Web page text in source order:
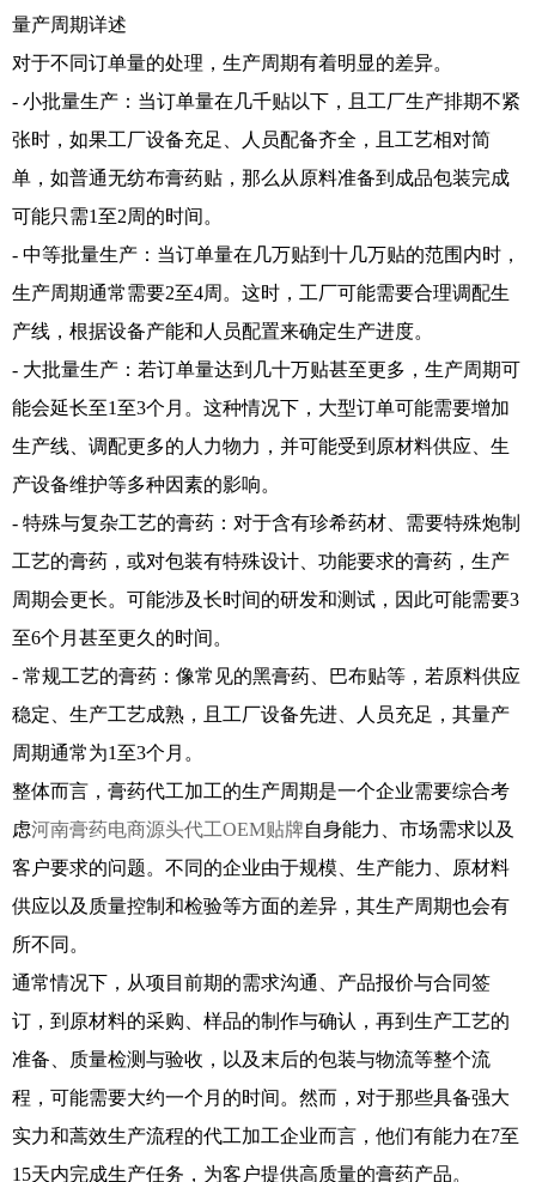
量产周期详述
对于不同订单量的处理，生产周期有着明显的差异。
- 小批量生产：当订单量在几千贴以下，且工厂生产排期不紧
张时，如果工厂设备充足、人员配备齐全，且工艺相对简
单，如普通无纺布膏药贴，那么从原料准备到成品包装完成
可能只需1至2周的时间。
- 中等批量生产：当订单量在几万贴到十几万贴的范围内时，
生产周期通常需要2至4周。这时，工厂可能需要合理调配生
产线，根据设备产能和人员配置来确定生产进度。
- 大批量生产：若订单量达到几十万贴甚至更多，生产周期可
能会延长至1至3个月。这种情况下，大型订单可能需要增加
生产线、调配更多的人力物力，并可能受到原材料供应、生
产设备维护等多种因素的影响。
- 特殊与复杂工艺的膏药：对于含有珍希药材、需要特殊炮制
工艺的膏药，或对包装有特殊设计、功能要求的膏药，生产
周期会更长。可能涉及长时间的研发和测试，因此可能需要3
至6个月甚至更久的时间。
- 常规工艺的膏药：像常见的黑膏药、巴布贴等，若原料供应
稳定、生产工艺成熟，且工厂设备先进、人员充足，其量产
周期通常为1至3个月。
整体而言，膏药代工加工的生产周期是一个企业需要综合考
虑河南膏药电商源头代工OEM贴牌自身能力、市场需求以及
客户要求的问题。不同的企业由于规模、生产能力、原材料
供应以及质量控制和检验等方面的差异，其生产周期也会有
所不同。
通常情况下，从项目前期的需求沟通、产品报价与合同签
订，到原材料的采购、样品的制作与确认，再到生产工艺的
准备、质量检测与验收，以及末后的包装与物流等整个流
程，可能需要大约一个月的时间。然而，对于那些具备强大
实力和蒿效生产流程的代工加工企业而言，他们有能力在7至
15天内完成生产任务，为客户提供高质量的膏药产品。